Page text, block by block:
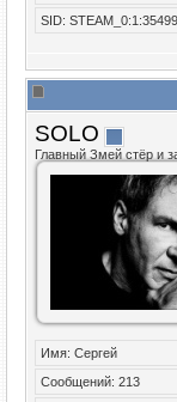
SID:
SOLO
Главный Змей стёр и
Имя: Сергей
Сообщений: 213